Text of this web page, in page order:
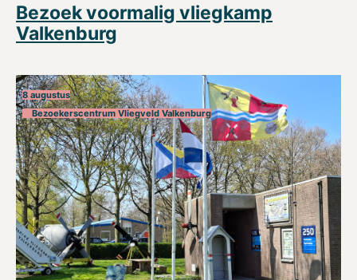
Bezoek voormalig vliegkamp
Valkenburg
8 augustus
Bezoekerscentrum Vliegveld Valkenburg